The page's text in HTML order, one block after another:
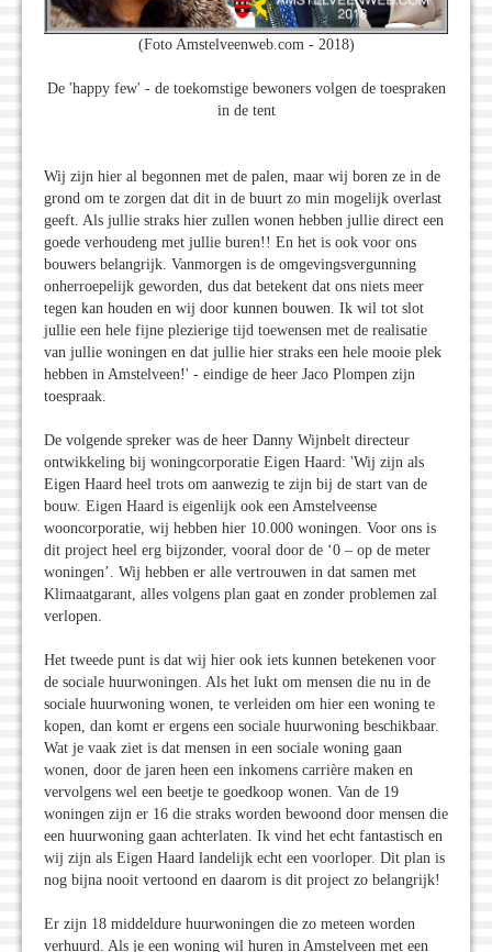
(Foto Amstelveenweb.com - 2018)
De 'happy few' - de toekomstige bewoners volgen de toespraken
in de tent
Wij zijn hier al begonnen met de palen, maar wij boren ze in de
grond om te zorgen dat dit in de buurt zo min mogelijk overlast
geeft. Als jullie straks hier zullen wonen hebben jullie direct een
goede verhoudeng met jullie buren!! En het is ook voor ons
bouwers belangrijk. Vanmorgen is de omgevingsvergunning
onherroepelijk geworden, dus dat betekent dat ons niets meer
tegen kan houden en wij door kunnen bouwen. Ik wil tot slot
jullie een hele fijne plezierige tijd toewensen met de realisatie
van jullie woningen en dat jullie hier straks een hele mooie plek
hebben in Amstelveen!' - eindige de heer Jaco Plompen zijn
toespraak.
De volgende spreker was de heer Danny Wijnbelt directeur
ontwikkeling bij woningcorporatie Eigen Haard: 'Wij zijn als
Eigen Haard heel trots om aanwezig te zijn bij de start van de
bouw. Eigen Haard is eigenlijk ook een Amstelveense
wooncorporatie, wij hebben hier 10.000 woningen. Voor ons is
dit project heel erg bijzonder, vooral door de ‘0 – op de meter
woningen’. Wij hebben er alle vertrouwen in dat samen met
Klimaatgarant, alles volgens plan gaat en zonder problemen zal
verlopen.
Het tweede punt is dat wij hier ook iets kunnen betekenen voor
de sociale huurwoningen. Als het lukt om mensen die nu in de
sociale huurwoning wonen, te verleiden om hier een woning te
kopen, dan komt er ergens een sociale huurwoning beschikbaar.
Wat je vaak ziet is dat mensen in een sociale woning gaan
wonen, door de jaren heen een inkomens carrière maken en
vervolgens wel een beetje te goedkoop wonen. Van de 19
woningen zijn er 16 die straks worden bewoond door mensen die
een huurwoning gaan achterlaten. Ik vind het echt fantastisch en
wij zijn als Eigen Haard landelijk echt een voorloper. Dit plan is
nog bijna nooit vertoond en daarom is dit project zo belangrijk!
Er zijn 18 middeldure huurwoningen die zo meteen worden
verhuurd. Als je een woning wil huren in Amstelveen met een